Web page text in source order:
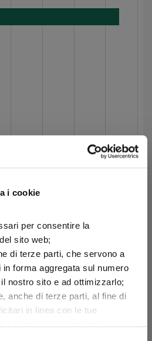
i cookie
per consentire la
sito web;
di terze parti, che servono a
forma aggregata sul numero
nostro sito e ad ottimizzarlo;
anche di terze parti, al fine di
in linea con le tue
- Dati del grafico
2.7
8.7
50 60
07/2026
18.1
12.3
7.8
5.4
4.6